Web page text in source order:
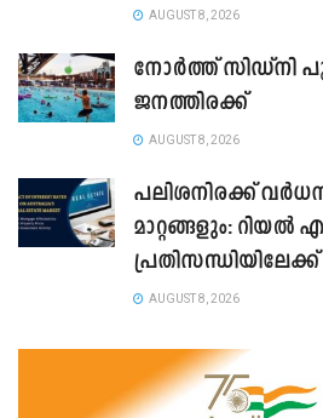
AUGUST 8, 2026
നോർത്ത് സിഡ്നി
ജനത്തിരക്ക്
AUGUST 8, 2026
പലിശനിരക്ക്
മാറ്റങ്ങളും: റിയൽ
പ്രതിസന്ധിയിലേക്ക്
AUGUST 8, 2026